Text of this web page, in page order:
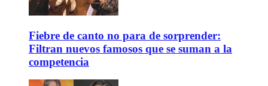
Fiebre de canto no para de sorprender:
Filtran nuevos famosos que se suman a la
competencia